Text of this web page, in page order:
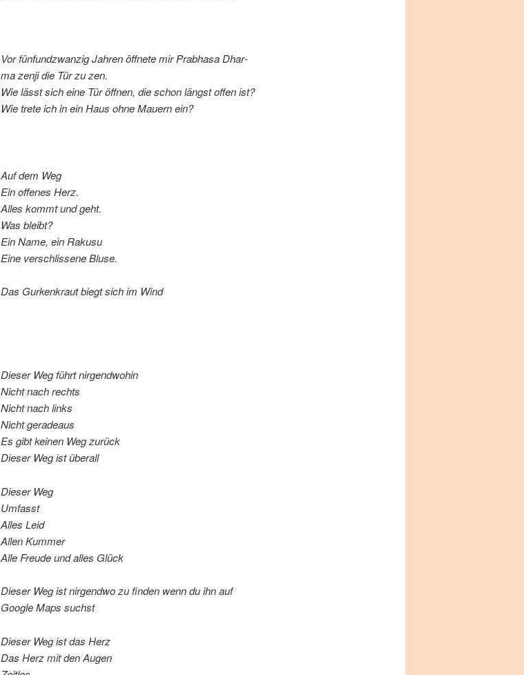
Vor fünf­und­zwan­zig Jah­ren öff­ne­te mir Prab­ha­sa Dhar­
ma zen­ji die Tür zu zen.
Wie lässt sich ei­ne Tür öff­nen, die schon längst of­fen ist?
Wie tre­te ich in ein Haus oh­ne Mau­ern ein?
Auf dem Weg
Ein of­fe­nes Herz.
Al­les kommt und geht.
Was bleibt?
Ein Na­me, ein Rakusu
Ei­ne ver­schlis­se­ne Bluse.
Das Gur­ken­kraut biegt sich im Wind
Die­ser Weg führt nirgendwohin
Nicht nach rechts
Nicht nach links
Nicht geradeaus
Es gibt kei­nen Weg zurück
Die­ser Weg ist überall
Die­ser Weg
Umfasst
Al­les Leid
Al­len Kummer
Al­le Freu­de und al­les Glück
Die­ser Weg ist nir­gend­wo zu fin­den wenn du ihn auf
Goog­le Maps suchst
Die­ser Weg ist das Herz
Das Herz mit den Augen